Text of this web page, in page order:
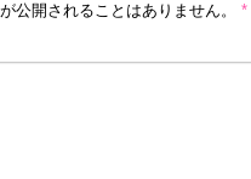
公開されることはありません。 *